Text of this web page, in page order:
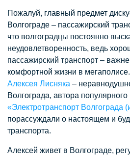
Пожалуй, главный предмет
Волгограде – пассажирский
что волгоградцы постоянно
неудовлетворенность, ведь
пассажирский транспорт –
комфортной жизни в
Алексея Лисняка –
Волгограда, автора популярного
«Электротранспорт Волгограда
порассуждали о настоящем и
транспорта.
Алексей живет в Волгограде,